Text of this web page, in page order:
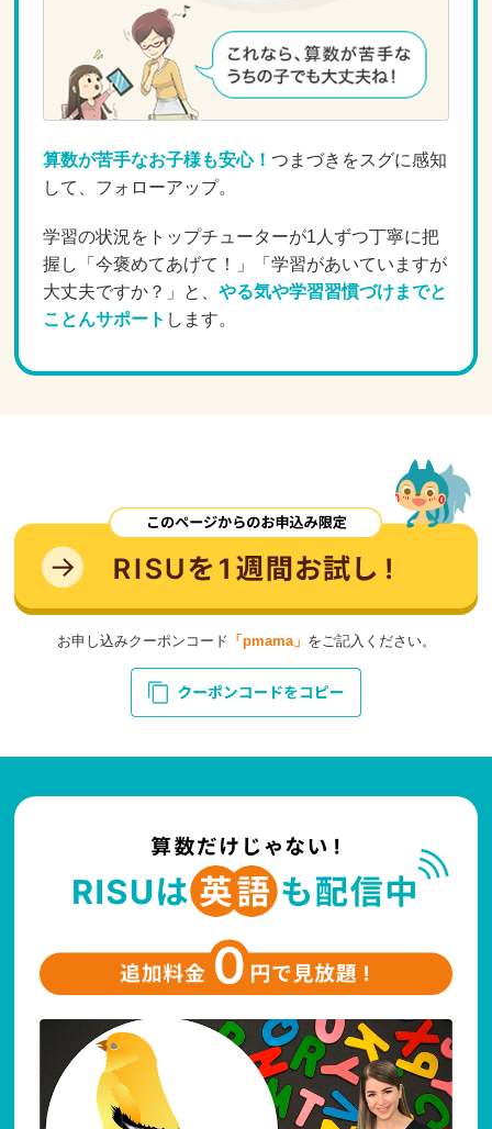
算数が苦手なお子様も安心！つまづきをスグに感知
して、フォローアップ。
学習の状況をトップチューターが1人ずつ丁寧に把
握し「今褒めてあげて！」「学習があいていますが
大丈夫ですか？」と、やる気や学習習慣づけまでと
ことんサポート します。
お申し込みクーポンコード 「pmama」 をご記入ください。